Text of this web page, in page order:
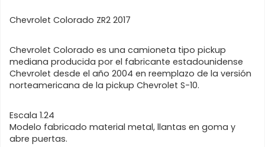
Chevrolet Colorado ZR2 2017
Chevrolet Colorado es una camioneta tipo pickup
mediana producida por el fabricante estadounidense
Chevrolet desde el año 2004 en reemplazo de la versión
norteamericana de la pickup Chevrolet S-10.
Escala 1.24
Modelo fabricado material metal, llantas en goma y
abre puertas.